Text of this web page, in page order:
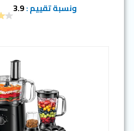
ونسبة تقييم :3.9